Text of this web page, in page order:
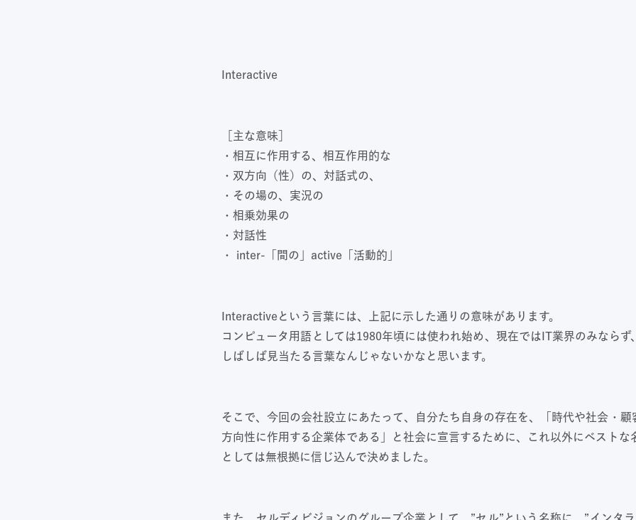
Interactive
［主な意味］
・相互に作用する、相互作用的な
・双方向（性）の、対話式の、
・その場の、実況の
・相乗効果の
・対話性
・ inter-「間の」active「活動的」
Interactiveという言葉には、上記に示した通りの意味があります。
コンピュータ用語としては1980年頃には使われ始め、現在ではIT業界のみならず
しばしば見当たる言葉なんじゃないかなと思います。
そこで、今回の会社設立にあたって、自分たち自身の存在を、「時代や社会・顧
方向性に作用する企業体である」と社会に宣言するために、これ以外にベストな
としては無根拠に信じ込んで決めました。